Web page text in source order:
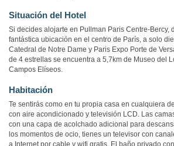
Situación del Hotel
Si decides alojarte en Pullman Paris Centre-Bercy,
fantástica ubicación en el centro de París, a solo
Catedral de Notre Dame y Paris Expo Porte de
de 4 estrellas se encuentra a 5,7km de Museo del
Campos Elíseos.
Habitación
Te sentirás como en tu propia casa en cualquiera
con aire acondicionado y televisión LCD. Las
con una capa de acolchado adicional para
los momentos de ocio, tienes un televisor con
a Internet por cable y wifi gratis. El baño privado